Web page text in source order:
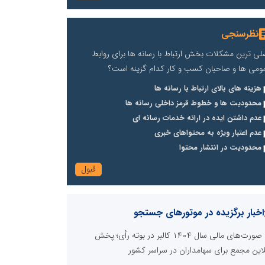
نظرسنجی
ترین مشکلات بخش ارتباط با رسانه ها برای روابط
ها و صاحبان کسب و کار کدام گزینه است؟
هزینه های بالای ارتباط با رسانه ها
محدودیت ها و خطوط قرمز داخلی رسانه ها
عدم داشتن ایده در ارائه خدمات رسانه ای
عدم اعتبار ویژه به محتواهای خبری
محدودیت در انتشار محتوا
اخبار برگزیده در موتورهای جستجو
صورت‌های مالی سال ۱۴۰۴ کالبر در بوته رأی؛ پخش
مجمع برای سهامداران در سراسر کشور